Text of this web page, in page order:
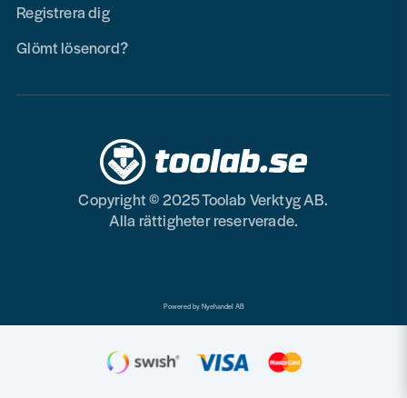
Registrera dig
Glömt lösenord?
Copyright © 2025 Toolab Verktyg AB.
Alla rättigheter reserverade.
Powered by Nyehandel AB